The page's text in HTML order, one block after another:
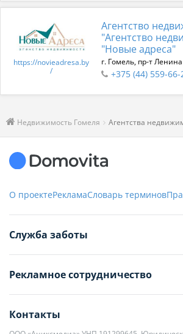
https://novieadresa.by
/
Агентство
"Агентство
"Новые адреса"
г. Гомель, пр-т
+375 (44) 559-66-
Недвижимость Гомеля Агентства
О проектеРекламаСловарь терминов
Служба заботы
+375 29 376-13-70
+375 33 376-13-70
editor@domovita.by
Рекламное сотрудничество
+375 29 563-15-61 Кристина Филюта
kb@domovita.by
Контакты